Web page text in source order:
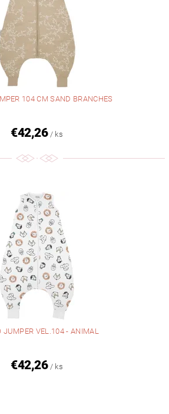
104 CM SAND BRANCHES
€42,26 / ks
JUMPER VEL.104 - ANIMAL
€42,26 / ks